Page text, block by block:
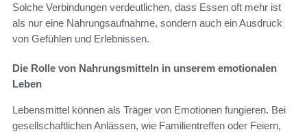
Solche Verbindungen verdeutlichen, dass Essen oft mehr ist
als nur eine Nahrungsaufnahme, sondern auch ein Ausdruck
von Gefühlen und Erlebnissen.
Die Rolle von Nahrungsmitteln in unserem emotionalen
Leben
Lebensmittel können als Träger von Emotionen fungieren. Bei
gesellschaftlichen Anlässen, wie Familientreffen oder Feiern,